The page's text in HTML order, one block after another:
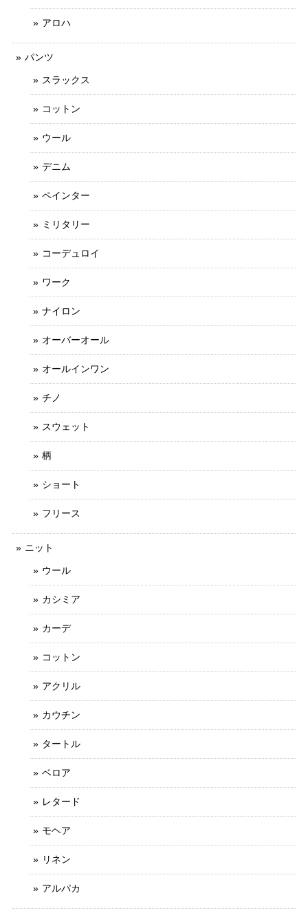
アロハ
パンツ
スラックス
コットン
ウール
デニム
ペインター
ミリタリー
コーデュロイ
ワーク
ナイロン
オーバーオール
オールインワン
チノ
スウェット
柄
ショート
フリース
ニット
ウール
カシミア
カーデ
コットン
アクリル
カウチン
タートル
ベロア
レタード
モヘア
リネン
アルパカ